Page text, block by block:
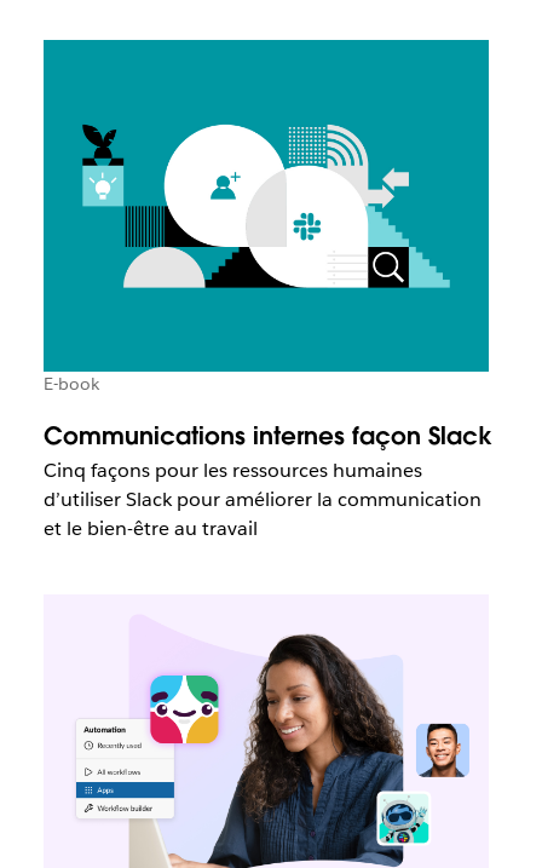
E-book
Communications internes façon Slack
Cinq façons pour les ressources humaines
d’utiliser Slack pour améliorer la communication
et le bien-être au travail